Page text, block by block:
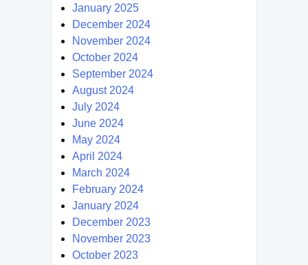
January 2025
December 2024
November 2024
October 2024
September 2024
August 2024
July 2024
June 2024
May 2024
April 2024
March 2024
February 2024
January 2024
December 2023
November 2023
October 2023